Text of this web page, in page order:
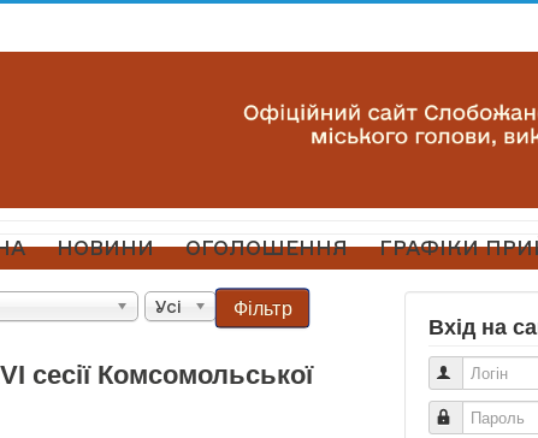
НОВИНИ ОГОЛОШЕННЯ ГРАФІКИ
Усі Фільтр
сесії Комсомольської
Вхід на
Логін
Пароль